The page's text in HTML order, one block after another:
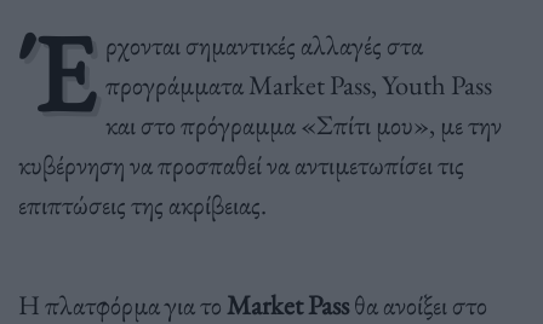
Έ ρχονται σημαντικές αλλαγές στα
προγράμματα Market Pass, Youth Pass
και στο πρόγραμμα «Σπίτι μου», με την
κυβέρνηση να προσπαθεί να αντιμετωπίσει τις
επιπτώσεις της ακρίβειας.
Η πλατφόρμα για τοMarket Passθα ανοίξει στο